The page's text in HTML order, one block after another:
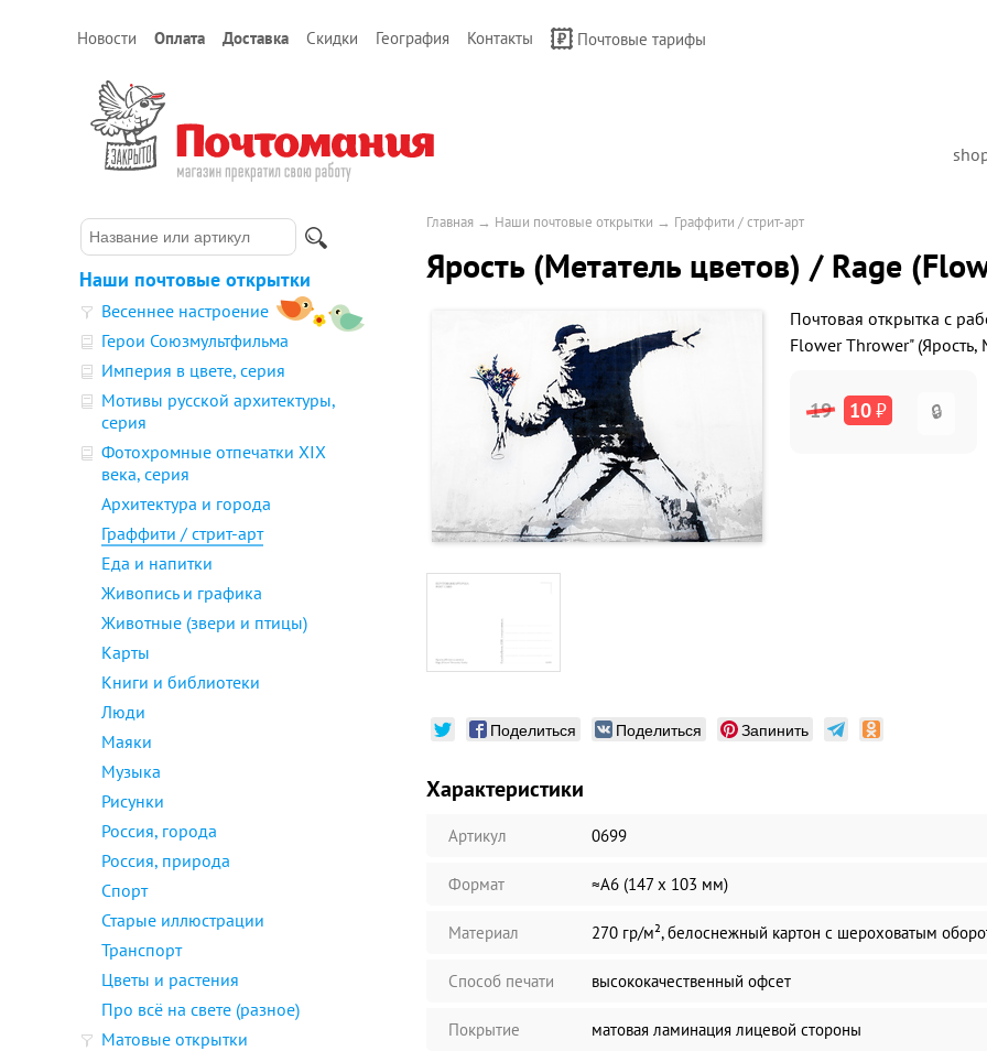
Новости Оплата Доставка Скидки География Контакты Почтовые тарифы
Наши почтовые открытки
Весеннее настроение
Герои Союзмультфильма
Империя в цвете, серия
Мотивы русской архитектуры,
серия
Фотохромные отпечатки XIX
века, серия
Архитектура и города
Граффити / стрит-арт
Еда и напитки
Живопись и графика
Животные (звери и птицы)
Карты
Книги и библиотеки
Люди
Маяки
Музыка
Рисунки
Россия, города
Россия, природа
Спорт
Старые иллюстрации
Транспорт
Цветы и растения
Про всё на свете (разное)
Матовые открытки
Главная → Наши почтовые открытки → Граффити / стрит-арт
Ярость (Метатель цветов) / Rage
Почтовая открытка с
Flower Thrower" (Ярость,
19 10₽ 🔒
Поделиться Поделиться Запинить
Характеристики
Артикул 0699
Формат ≈А6 (147 х 103 мм)
Материал 270 гр/м², белоснежный картон с шероховатым
Способ печати высококачественный офсет
Покрытие матовая ламинация лицевой стороны